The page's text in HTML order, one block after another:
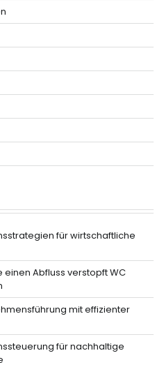
für wirtschaftliche
Abfluss verstopft WC
mit effizienter
für nachhaltige